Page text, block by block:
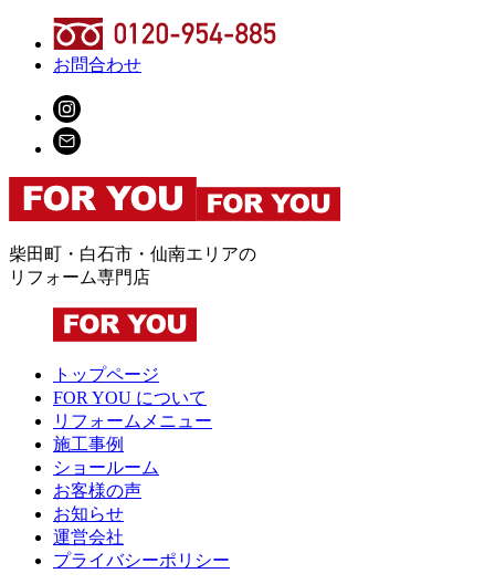
お問合わせ
柴田町・白石市・仙南エリアの
リフォーム専門店
トップページ
FOR YOU について
リフォームメニュー
施工事例
ショールーム
お客様の声
お知らせ
運営会社
プライバシーポリシー